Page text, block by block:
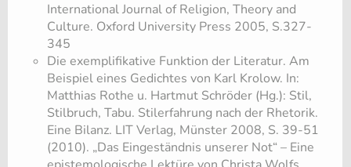
International Journal of Religion, Theory and
Culture. Oxford University Press 2005, S.327-
345
Die exemplifikative Funktion der Literatur. Am
Beispiel eines Gedichtes von Karl Krolow. In:
Matthias Rothe u. Hartmut Schröder (Hg.): Stil,
Stilbruch, Tabu. Stilerfahrung nach der Rhetorik.
Eine Bilanz. LIT Verlag, Münster 2008, S. 39-51
(2010). „Das Eingeständnis unserer Not“ – Eine